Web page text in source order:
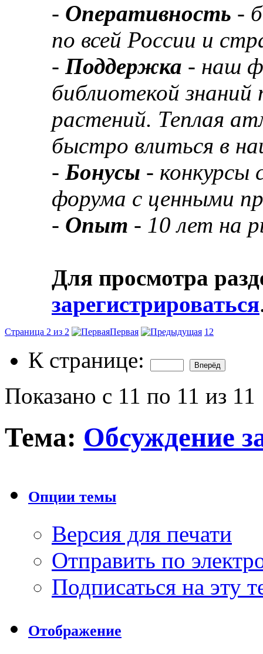
- Оперативность -
по всей России и
- Поддержка - наш
библиотекой
растений. Теплая
быстро влиться в
- Бонусы - конкурсы
форума с ценными
- Опыт - 10 лет на
Для просмотра
зарегистрироваться
Страница 2 из 2 Первая 1 2
К странице:
Показано с 11 по 11 из 11
Тема: Обсуждение
Опции темы
Версия для печати
Отправить по
Подписаться на эту
Отображение